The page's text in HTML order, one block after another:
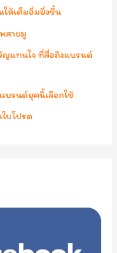
ให้เต็มอิ่มยิ่งขึ้น
สายมู
แทนใจ ที่สื่อถึงแบรนด์
บรนด์ยุคนี้เลือกใช้
บโปรด